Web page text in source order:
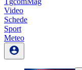
Video
Schede
Sport
Meteo